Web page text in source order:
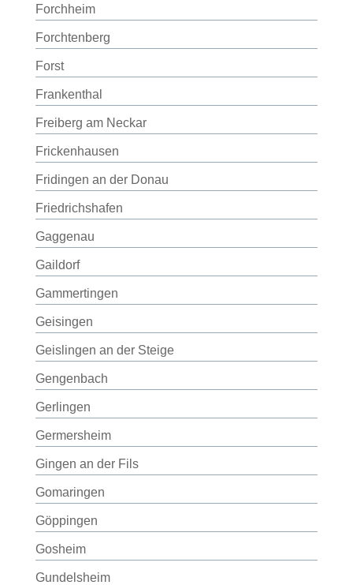
Forchheim
Forchtenberg
Forst
Frankenthal
Freiberg am Neckar
Frickenhausen
Fridingen an der Donau
Friedrichshafen
Gaggenau
Gaildorf
Gammertingen
Geisingen
Geislingen an der Steige
Gengenbach
Gerlingen
Germersheim
Gingen an der Fils
Gomaringen
Göppingen
Gosheim
Gundelsheim